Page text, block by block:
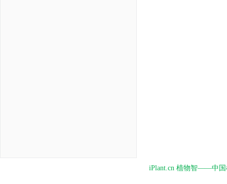
iPlant.cn 植物智——中国